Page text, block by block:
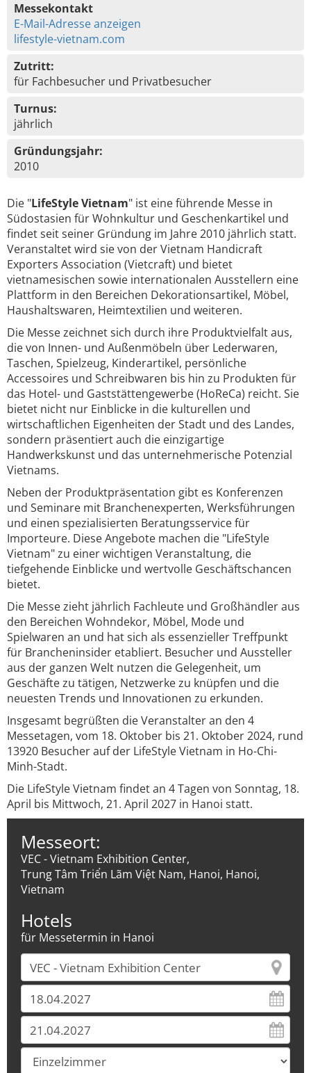
Messekontakt
E-Mail-Adresse anzeigen
lifestyle-vietnam.com
Zutritt:
für Fachbesucher und Privatbesucher
Turnus:
jährlich
Gründungsjahr:
2010
Die "LifeStyle Vietnam" ist eine führende Messe in
Südostasien für Wohnkultur und Geschenkartikel und
findet seit seiner Gründung im Jahre 2010 jährlich statt.
Veranstaltet wird sie von der Vietnam Handicraft
Exporters Association (Vietcraft) und bietet
vietnamesischen sowie internationalen Ausstellern eine
Plattform in den Bereichen Dekorationsartikel, Möbel,
Haushaltswaren, Heimtextilien und weiteren.
Die Messe zeichnet sich durch ihre Produktvielfalt aus,
die von Innen- und Außenmöbeln über Lederwaren,
Taschen, Spielzeug, Kinderartikel, persönliche
Accessoires und Schreibwaren bis hin zu Produkten für
das Hotel- und Gaststättengewerbe (HoReCa) reicht. Sie
bietet nicht nur Einblicke in die kulturellen und
wirtschaftlichen Eigenheiten der Stadt und des Landes,
sondern präsentiert auch die einzigartige
Handwerkskunst und das unternehmerische Potenzial
Vietnams.
Neben der Produktpräsentation gibt es Konferenzen
und Seminare mit Branchenexperten, Werksführungen
und einen spezialisierten Beratungsservice für
Importeure. Diese Angebote machen die "LifeStyle
Vietnam" zu einer wichtigen Veranstaltung, die
tiefgehende Einblicke und wertvolle Geschäftschancen
bietet.
Die Messe zieht jährlich Fachleute und Großhändler aus
den Bereichen Wohndekor, Möbel, Mode und
Spielwaren an und hat sich als essenzieller Treffpunkt
für Brancheninsider etabliert. Besucher und Aussteller
aus der ganzen Welt nutzen die Gelegenheit, um
Geschäfte zu tätigen, Netzwerke zu knüpfen und die
neuesten Trends und Innovationen zu erkunden.
Insgesamt begrüßten die Veranstalter an den 4
Messetagen, vom 18. Oktober bis 21. Oktober 2024, rund
13920 Besucher auf der LifeStyle Vietnam in Ho-Chi-
Minh-Stadt.
Die LifeStyle Vietnam findet an 4 Tagen von Sonntag, 18.
April bis Mittwoch, 21. April 2027 in Hanoi statt.
Messeort:
VEC - Vietnam Exhibition Center,
Trung Tâm Triển Lãm Việt Nam, Hanoi, Hanoi,
Vietnam
Hotels
für Messetermin in Hanoi